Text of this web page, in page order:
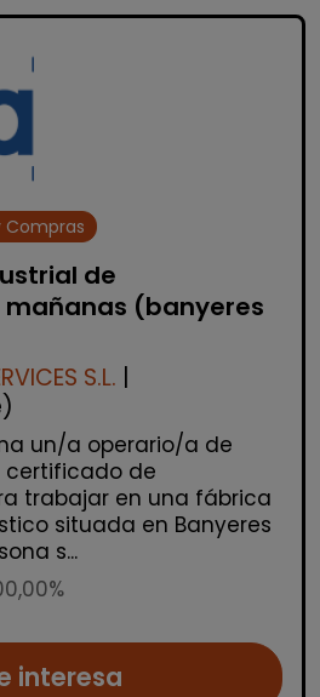
Compras
de
(banyeres
S.L.
un/a operario/a de
certificado de
trabajar en una fábrica
situada en Banyeres
s...
interesa